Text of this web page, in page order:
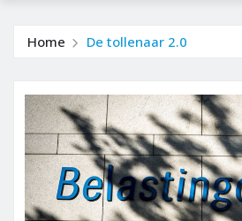
Home De tollenaar 2.0